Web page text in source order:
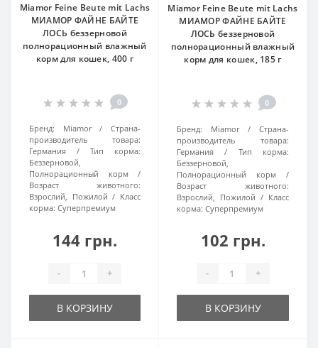
Miamor Feine Beute mit Lachs
МИАМОР ФАЙНЕ БАЙТЕ
ЛОСЬ беззерновой
полнорационный влажный
корм для кошек, 400 г
0
Бренд: Miamor
Страна-
производитель товара:
Германия
Тип корма:
Беззерновой,
Полнорационный корм
Возраст животного:
Взрослий, Пожилой
Класс
корма: Суперпремиум
144 грн.
- +
В КОРЗИНУ
Miamor Feine Beute mit Lachs
МИАМОР ФАЙНЕ БАЙТЕ
ЛОСЬ беззерновой
полнорационный влажный
корм для кошек, 185 г
0
Бренд: Miamor
Страна-
производитель товара:
Германия
Тип корма:
Беззерновой,
Полнорационный корм
Возраст животного:
Взрослий, Пожилой
Класс
корма: Суперпремиум
102 грн.
- +
В КОРЗИНУ